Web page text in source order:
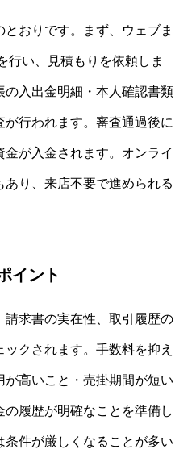
おりです。まず、ウェブま
行い、見積もりを依頼しま
入出金明細・本人確認書類
行われます。審査通過後に
が入金されます。オンライ
り、来店不要で進められる
イント
求書の実在性、取引履歴の
クされます。手数料を抑え
が高いこと・売掛期間が短い
履歴が明確なことを準備し
件が厳しくなることが多い